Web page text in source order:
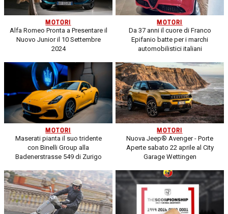
MOTORI
Alfa Romeo Pronta a Presentare il
Nuovo Junior il 10 Settembre
2024
MOTORI
Da 37 anni il cuore di Franco
Epifanio batte per i marchi
automobilistici italiani
MOTORI
Maserati pianta il suo tridente
con Binelli Group alla
Badenerstrasse 549 di Zurigo
MOTORI
Nuova Jeep® Avenger - Porte
Aperte sabato 22 aprile al City
Garage Wettingen